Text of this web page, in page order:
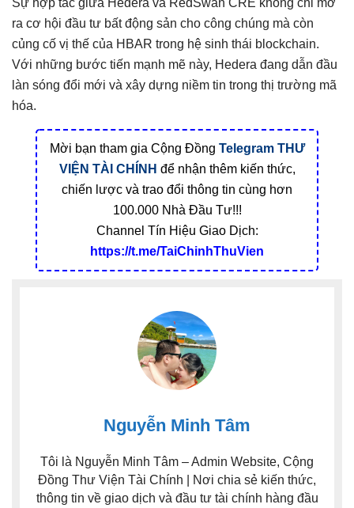
Sự hợp tác giữa Hedera và RedSwan CRE không chỉ mở
ra cơ hội đầu tư bất động sản cho công chúng mà còn
củng cố vị thế của HBAR trong hệ sinh thái blockchain.
Với những bước tiến mạnh mẽ này, Hedera đang dẫn đầu
làn sóng đổi mới và xây dựng niềm tin trong thị trường mã
hóa.
Mời bạn tham gia Cộng Đồng Telegram THƯ
VIỆN TÀI CHÍNH để nhận thêm kiến thức,
chiến lược và trao đổi thông tin cùng hơn
100.000 Nhà Đầu Tư!!!
Channel Tín Hiệu Giao Dịch:
https://t.me/TaiChinhThuVien
Nguyễn Minh Tâm
Tôi là Nguyễn Minh Tâm – Admin Website, Cộng
Đồng Thư Viện Tài Chính | Nơi chia sẻ kiến thức,
thông tin về giao dịch và đầu tư tài chính hàng đầu